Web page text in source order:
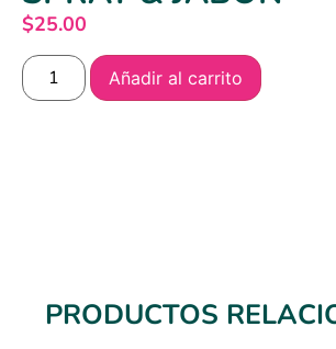
$25.00
Añadir al carrito
PRODUCTOS